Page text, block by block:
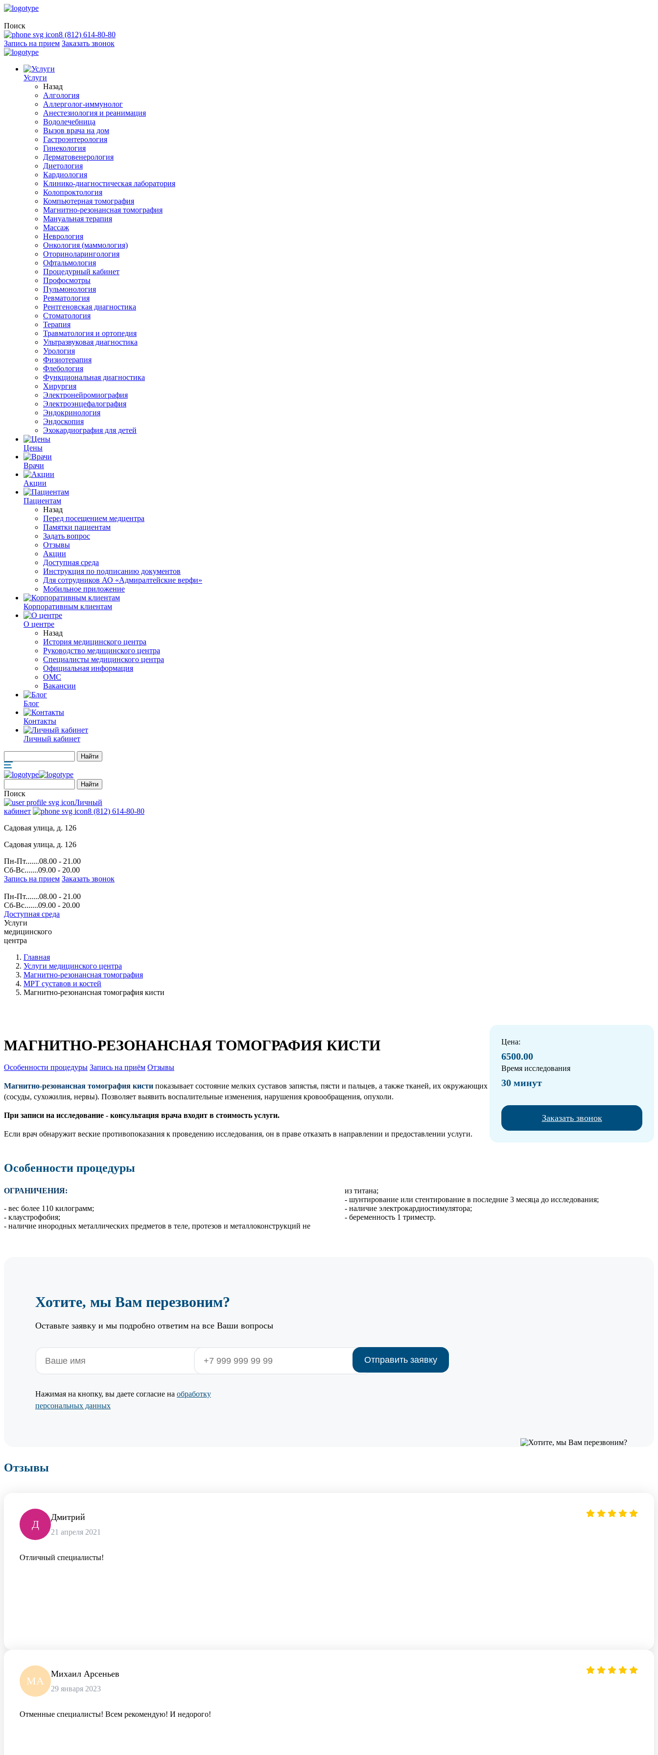
Поиск
8 (812) 614-80-80
Запись на прием Заказать звонок
Услуги
Назад
Алгология
Аллерголог-иммунолог
Анестезиология и реанимация
Водолечебница
Вызов врача на дом
Гастроэнтерология
Гинекология
Дерматовенерология
Диетология
Кардиология
Клинико-диагностическая лаборатория
Колопроктология
Компьютерная томография
Магнитно-резонансная томография
Мануальная терапия
Массаж
Неврология
Онкология (маммология)
Оториноларингология
Офтальмология
Процедурный кабинет
Профосмотры
Пульмонология
Ревматология
Рентгеновская диагностика
Стоматология
Терапия
Травматология и ортопедия
Ультразвуковая диагностика
Урология
Физиотерапия
Флебология
Функциональная диагностика
Хирургия
Электронейромиография
Электроэнцефалография
Эндокринология
Эндоскопия
Эхокардиография для детей
Цены
Врачи
Акции
Пациентам
Назад
Перед посещением медцентра
Памятки пациентам
Задать вопрос
Отзывы
Акции
Доступная среда
Инструкция по подписанию документов
Для сотрудников АО «Адмиралтейские верфи»
Мобильное приложение
Корпоративным клиентам
О центре
Назад
История медицинского центра
Руководство медицинского центра
Специалисты медицинского центра
Официальная информация
ОМС
Вакансии
Блог
Контакты
Личный кабинет
Поиск
Личный
кабинет
8 (812) 614-80-80
Садовая улица, д. 126
Садовая улица, д. 126
Пн-Пт.......08.00 - 21.00
Сб-Вс.......09.00 - 20.00
Запись на прием Заказать звонок
Пн-Пт.......08.00 - 21.00
Сб-Вс.......09.00 - 20.00
Доступная среда
Услуги
медицинского
центра
Главная
Услуги медицинского центра
Магнитно-резонансная томография
МРТ суставов и костей
Магнитно-резонансная томография кисти
МАГНИТНО-РЕЗОНАНСНАЯ ТОМОГРАФИЯ КИСТИ
Особенности процедуры Запись на приём Отзывы
Магнитно-резонансная томография кисти показывает состояние мелких суставов запястья, пясти и пальцев, а также тканей, их окружающих
(сосуды, сухожилия, нервы). Позволяет выявить воспалительные изменения, нарушения кровообращения, опухоли.
При записи на исследование - консультация врача входит в стоимость услуги.
Если врач обнаружит веские противопоказания к проведению исследования, он в праве отказать в направлении и предоставлении услуги.
Цена:
6500.00
Время исследования
30 минут
Заказать звонок
Особенности процедуры
ОГРАНИЧЕНИЯ:
- вес более 110 килограмм;
- клаустрофобия;
- наличие инородных металлических предметов в теле, протезов и металлоконструкций не
из титана;
- шунтирование или стентирование в последние 3 месяца до исследования;
- наличие электрокардиостимулятора;
- беременность 1 триместр.
Хотите, мы Вам перезвоним?
Оставьте заявку и мы подробно ответим на все Ваши вопросы
Нажимая на кнопку, вы даете согласие на обработку
персональных данных
Отзывы
Д
Дмитрий
21 апреля 2021
Отличный специалисты!
МА
Михаил Арсеньев
29 января 2023
Отменные специалисты! Всем рекомендую! И недорого!